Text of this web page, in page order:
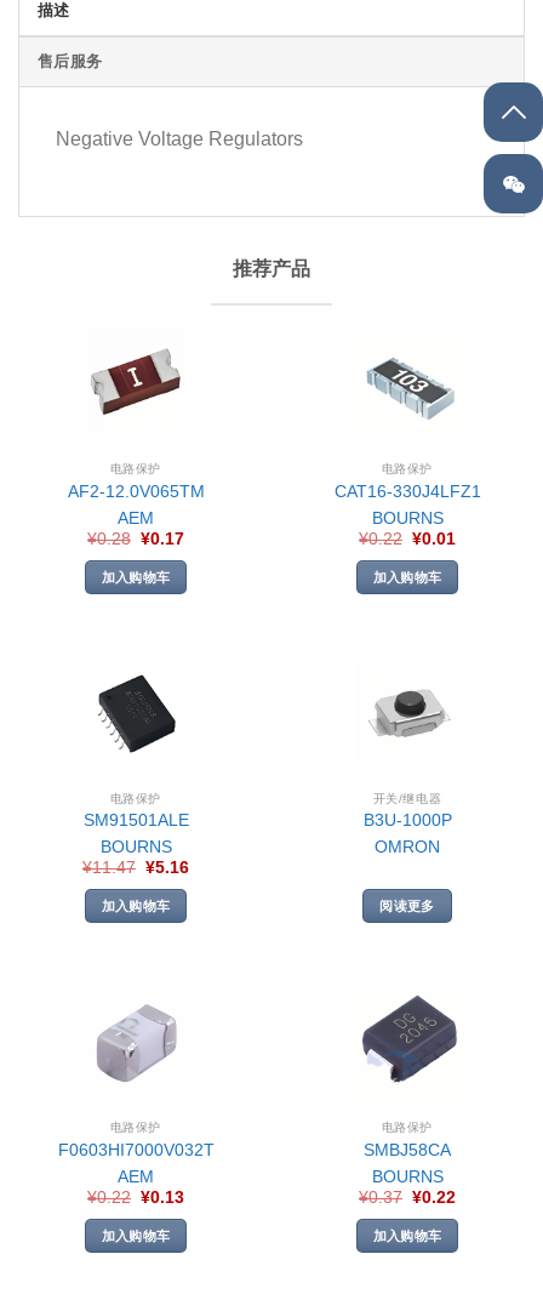
描述
售后服务
Negative Voltage Regulators
推荐产品
电路保护
AF2-12.0V065TM
AEM
¥0.28 ¥0.17
加入购物车
电路保护
CAT16-330J4LFZ1
BOURNS
¥0.22 ¥0.01
加入购物车
电路保护
SM91501ALE
BOURNS
¥11.47 ¥5.16
加入购物车
开关/继电器
B3U-1000P
OMRON
阅读更多
电路保护
F0603HI7000V032T
AEM
¥0.22 ¥0.13
加入购物车
电路保护
SMBJ58CA
BOURNS
¥0.37 ¥0.22
加入购物车